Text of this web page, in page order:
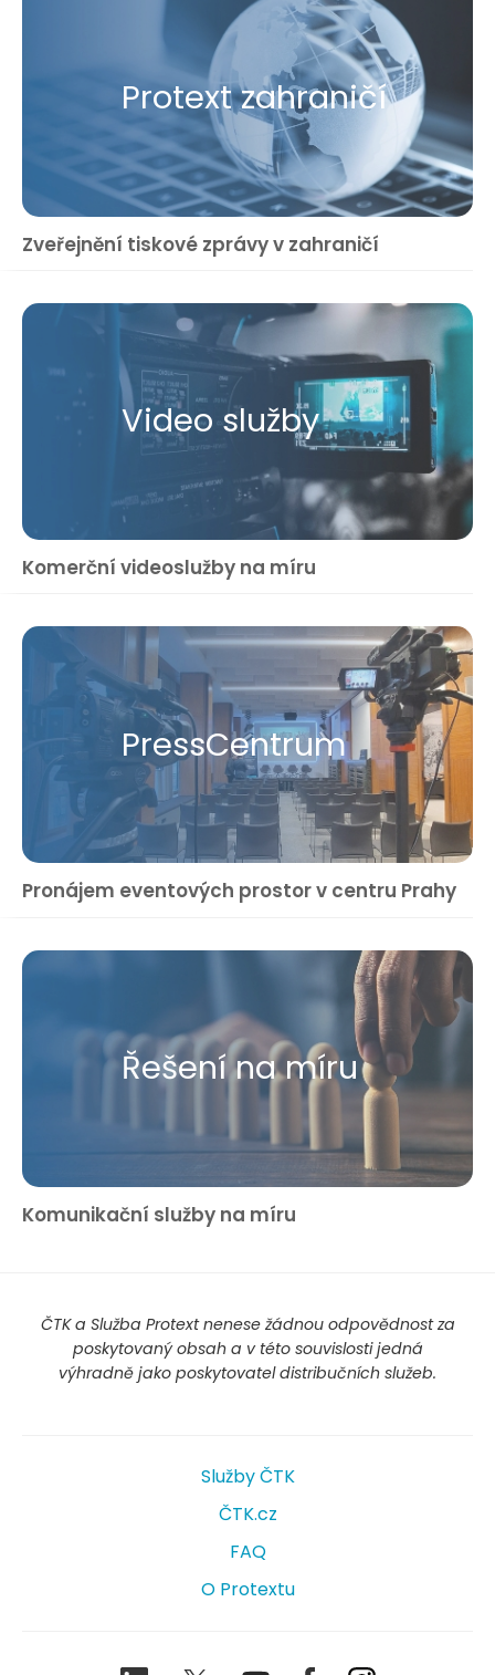
Protext zahraničí
Zveřejnění tiskové zprávy v zahraničí
Video služby
Komerční videoslužby na míru
Press​Centrum
Pronájem eventových prostor v centru Prahy
Řešení na míru
Komunikační služby na míru
ČTK a Služba Protext nenese žádnou odpovědnost za
poskytovaný obsah a v této souvislosti jedná
výhradně jako poskytovatel distribučních služeb.
Služby ČTK
ČTK.cz
FAQ
O Protextu